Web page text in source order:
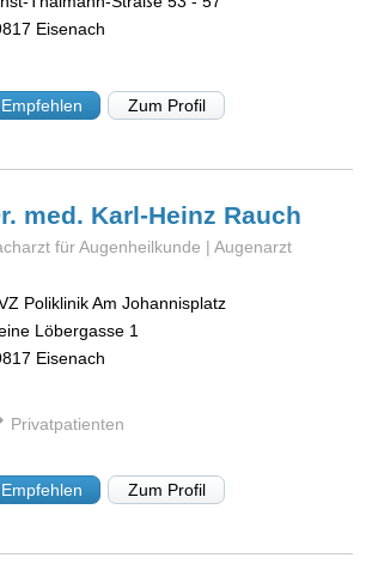
Eisenach
Empfehlen Zum Profil
med. Karl-Heinz Rauch
für Augenheilkunde | Augenarzt
Poliklinik Am Johannisplatz
Löbergasse 1
Eisenach
Privatpatienten
Empfehlen Zum Profil